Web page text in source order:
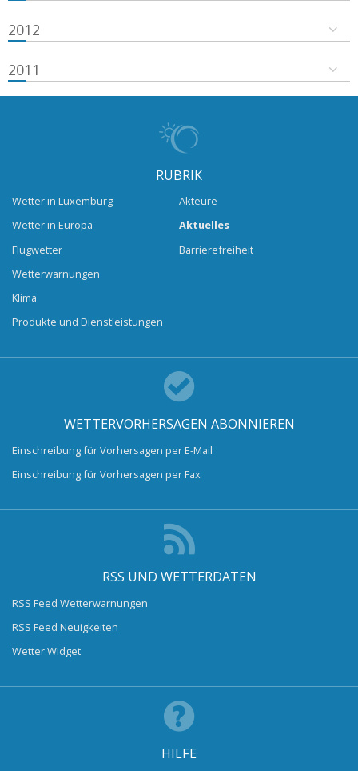
2012
2011
RUBRIK
Wetter in Luxemburg
Wetter in Europa
Flugwetter
Wetterwarnungen
Klima
Produkte und Dienstleistungen
Akteure
Aktuelles
Barrierefreiheit
WETTERVORHERSAGEN ABONNIEREN
Einschreibung für Vorhersagen per E-Mail
Einschreibung für Vorhersagen per Fax
RSS UND WETTERDATEN
RSS Feed Wetterwarnungen
RSS Feed Neuigkeiten
Wetter Widget
HILFE